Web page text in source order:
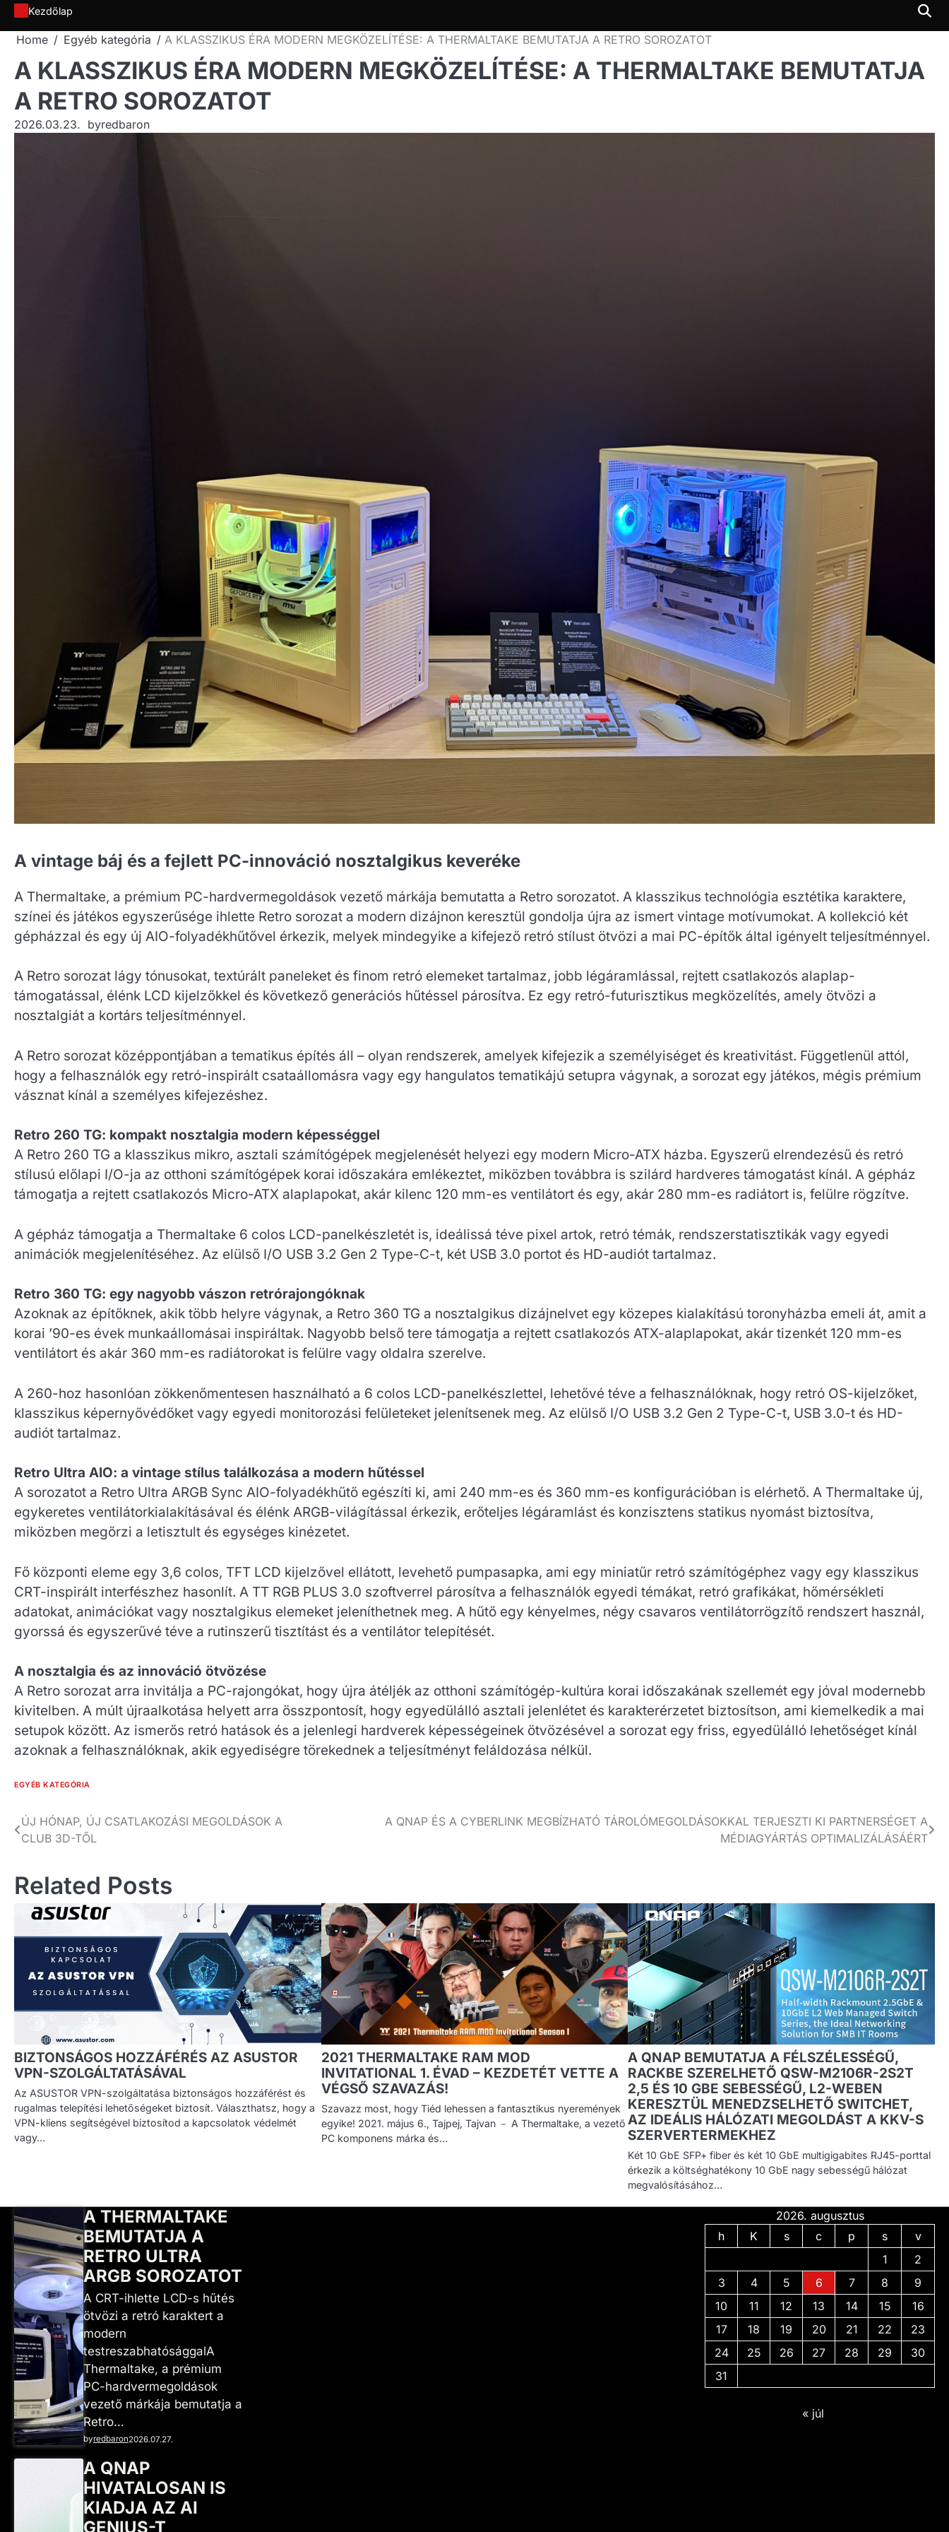
Skip
content
Kezdőlap
Home Egyéb kategória A KLASSZIKUS ÉRA MODERN MEGKÖZELÍTÉSE: A THERMALTAKE BEMUTATJA A RETRO SOROZATOT
A KLASSZIKUS ÉRA MODERN MEGKÖZELÍTÉSE: A THERMALTAKE BEMUTATJA
A RETRO SOROZATOT
2026.03.23. byredbaron
A vintage báj és a fejlett PC-innováció nosztalgikus keveréke
A Thermaltake, a prémium PC-hardvermegoldások vezető márkája bemutatta a Retro sorozatot. A klasszikus technológia esztétika karaktere,
színei és játékos egyszerűsége ihlette Retro sorozat a modern dizájnon keresztül gondolja újra az ismert vintage motívumokat. A kollekció két
gépházzal és egy új AIO-folyadékhűtővel érkezik, melyek mindegyike a kifejező retró stílust ötvözi a mai PC-építők által igényelt teljesítménnyel.
A Retro sorozat lágy tónusokat, textúrált paneleket és finom retró elemeket tartalmaz, jobb légáramlással, rejtett csatlakozós alaplap-
támogatással, élénk LCD kijelzőkkel és következő generációs hűtéssel párosítva. Ez egy retró-futurisztikus megközelítés, amely ötvözi a
nosztalgiát a kortárs teljesítménnyel.
A Retro sorozat középpontjában a tematikus építés áll – olyan rendszerek, amelyek kifejezik a személyiséget és kreativitást. Függetlenül attól,
hogy a felhasználók egy retró-inspirált csataállomásra vagy egy hangulatos tematikájú setupra vágynak, a sorozat egy játékos, mégis prémium
vásznat kínál a személyes kifejezéshez.
Retro 260 TG: kompakt nosztalgia modern képességgel
A Retro 260 TG a klasszikus mikro, asztali számítógépek megjelenését helyezi egy modern Micro-ATX házba. Egyszerű elrendezésű és retró
stílusú előlapi I/O-ja az otthoni számítógépek korai időszakára emlékeztet, miközben továbbra is szilárd hardveres támogatást kínál. A gépház
támogatja a rejtett csatlakozós Micro-ATX alaplapokat, akár kilenc 120 mm-es ventilátort és egy, akár 280 mm-es radiátort is, felülre rögzítve.
A gépház támogatja a Thermaltake 6 colos LCD-panelkészletét is, ideálissá téve pixel artok, retró témák, rendszerstatisztikák vagy egyedi
animációk megjelenítéséhez. Az elülső I/O USB 3.2 Gen 2 Type-C-t, két USB 3.0 portot és HD-audiót tartalmaz.
Retro 360 TG: egy nagyobb vászon retrórajongóknak
Azoknak az építőknek, akik több helyre vágynak, a Retro 360 TG a nosztalgikus dizájnelvet egy közepes kialakítású toronyházba emeli át, amit a
korai ’90-es évek munkaállomásai inspiráltak. Nagyobb belső tere támogatja a rejtett csatlakozós ATX-alaplapokat, akár tizenkét 120 mm-es
ventilátort és akár 360 mm-es radiátorokat is felülre vagy oldalra szerelve.
A 260-hoz hasonlóan zökkenőmentesen használható a 6 colos LCD-panelkészlettel, lehetővé téve a felhasználóknak, hogy retró OS-kijelzőket,
klasszikus képernyővédőket vagy egyedi monitorozási felületeket jelenítsenek meg. Az elülső I/O USB 3.2 Gen 2 Type-C-t, USB 3.0-t és HD-
audiót tartalmaz.
Retro Ultra AIO: a vintage stílus találkozása a modern hűtéssel
A sorozatot a Retro Ultra ARGB Sync AIO-folyadékhűtő egészíti ki, ami 240 mm-es és 360 mm-es konfigurációban is elérhető. A Thermaltake új,
egykeretes ventilátorkialakításával és élénk ARGB-világítással érkezik, erőteljes légáramlást és konzisztens statikus nyomást biztosítva,
miközben megőrzi a letisztult és egységes kinézetet.
Fő központi eleme egy 3,6 colos, TFT LCD kijelzővel ellátott, levehető pumpasapka, ami egy miniatűr retró számítógéphez vagy egy klasszikus
CRT-inspirált interfészhez hasonlít. A TT RGB PLUS 3.0 szoftverrel párosítva a felhasználók egyedi témákat, retró grafikákat, hőmérsékleti
adatokat, animációkat vagy nosztalgikus elemeket jeleníthetnek meg. A hűtő egy kényelmes, négy csavaros ventilátorrögzítő rendszert használ,
gyorssá és egyszerűvé téve a rutinszerű tisztítást és a ventilátor telepítését.
A nosztalgia és az innováció ötvözése
A Retro sorozat arra invitálja a PC-rajongókat, hogy újra átéljék az otthoni számítógép-kultúra korai időszakának szellemét egy jóval modernebb
kivitelben. A múlt újraalkotása helyett arra összpontosít, hogy egyedülálló asztali jelenlétet és karakterérzetet biztosítson, ami kiemelkedik a mai
setupok között. Az ismerős retró hatások és a jelenlegi hardverek képességeinek ötvözésével a sorozat egy friss, egyedülálló lehetőséget kínál
azoknak a felhasználóknak, akik egyediségre törekednek a teljesítményt feláldozása nélkül.
EGYÉB KATEGÓRIA
Bejegyzés
ÚJ HÓNAP, ÚJ CSATLAKOZÁSI MEGOLDÁSOK A
CLUB 3D-TŐL
A QNAP ÉS A CYBERLINK MEGBÍZHATÓ TÁROLÓMEGOLDÁSOKKAL TERJESZTI KI PARTNERSÉGET A
MÉDIAGYÁRTÁS OPTIMALIZÁLÁSÁÉRT
Related Posts
BIZTONSÁGOS HOZZÁFÉRÉS AZ ASUSTOR
VPN-SZOLGÁLTATÁSÁVAL
Az ASUSTOR VPN-szolgáltatása biztonságos hozzáférést és
rugalmas telepítési lehetőségeket biztosít. Választhatsz, hogy a
VPN-kliens segítségével biztosítod a kapcsolatok védelmét
vagy…
2021 THERMALTAKE RAM MOD
INVITATIONAL 1. ÉVAD – KEZDETÉT VETTE A
VÉGSŐ SZAVAZÁS!
Szavazz most, hogy Tiéd lehessen a fantasztikus nyeremények
egyike! 2021. május 6., Tajpej, Tajvan － A Thermaltake, a vezető
PC komponens márka és…
A QNAP BEMUTATJA A FÉLSZÉLESSÉGŰ,
RACKBE SZERELHETŐ QSW-M2106R-2S2T
2,5 ÉS 10 GBE SEBESSÉGŰ, L2-WEBEN
KERESZTÜL MENEDZSELHETŐ SWITCHET,
AZ IDEÁLIS HÁLÓZATI MEGOLDÁST A KKV-S
SZERVERTERMEKHEZ
Két 10 GbE SFP+ fiber és két 10 GbE multigigabites RJ45-porttal
érkezik a költséghatékony 10 GbE nagy sebességű hálózat
megvalósításához…
A THERMALTAKE
BEMUTATJA A
RETRO ULTRA
ARGB SOROZATOT
A CRT-ihlette LCD-s hűtés
ötvözi a retró karaktert a
modern
testreszabhatósággalA
Thermaltake, a prémium
PC-hardvermegoldások
vezető márkája bemutatja a
Retro…
byredbaron2026.07.27.
A QNAP
HIVATALOSAN IS
KIADJA AZ AI
GENIUS-T
2026. augusztus
h
K s c p s
v
1
2
3
4 5 6 7 8
9
10
11 12 13 14 15
16
17
18 19 20 21 22
23
24
25 26 27 28 29
30
31
« júl